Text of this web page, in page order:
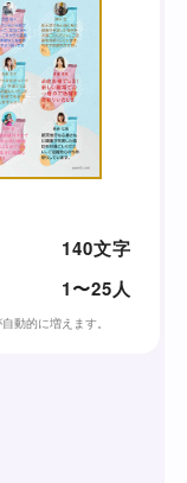
140文字
1〜25人
動的に増えます。